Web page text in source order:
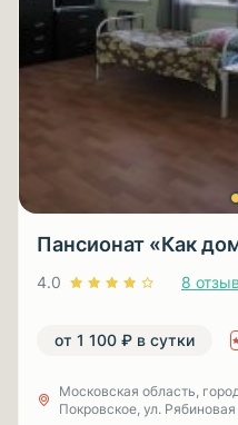
Пансионат «Как
4.0 8
от 1 100 ₽ в сутки
Московская область,
Покровское, ул.